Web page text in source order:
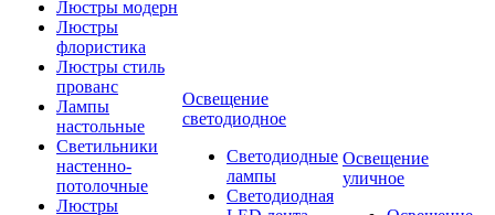
Люстры модерн
Люстры
флористика
Люстры стиль
прованс
Лампы
настольные
Светильники
настенно-
потолочные
Люстры
Освещение
светодиодное
Светодиодные
лампы
Светодиодная
Освещение
уличное